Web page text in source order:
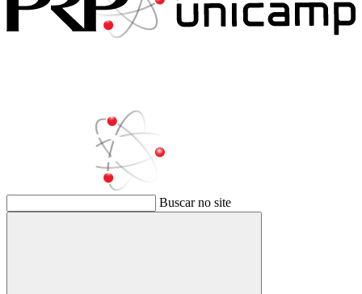
Buscar no site